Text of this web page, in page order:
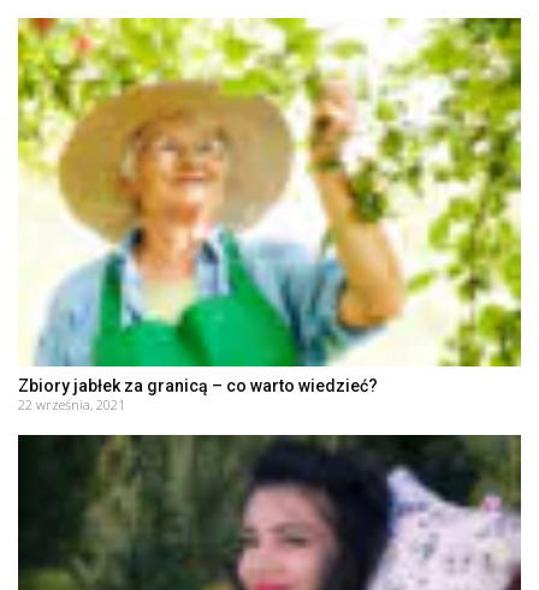
Zbiory jabłek za granicą – co warto wiedzieć?
22 września, 2021